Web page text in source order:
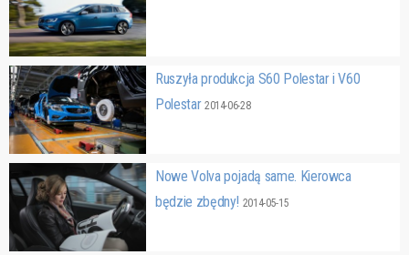
Ruszyła produkcja S60 Polestar i V60
Polestar 2014-06-28
Nowe Volva pojadą same. Kierowca
będzie zbędny! 2014-05-15